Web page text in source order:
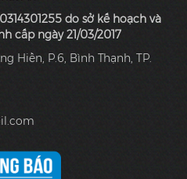
do sở kế hoạch và
cấp ngày 21/03/2017
Hiền, P.6, Bình Thạnh, TP.